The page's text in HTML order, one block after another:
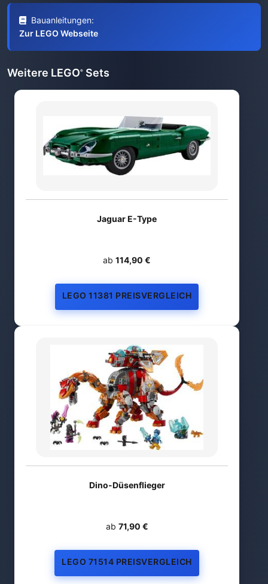
Bauanleitungen:
Zur LEGO Webseite
Weitere LEGO® Sets
Jaguar E-Type
ab 114,90 €
LEGO 11381 PREISVERGLEICH
Dino-Düsenflieger
ab 71,90 €
LEGO 71514 PREISVERGLEICH